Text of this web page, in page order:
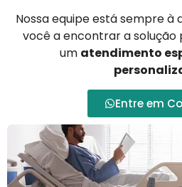
Nossa equipe está sempre à
você a encontrar a
um atendimento
Entre em